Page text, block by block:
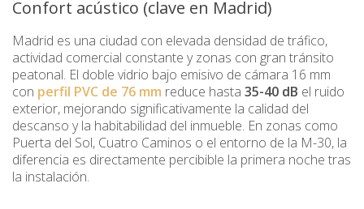
Confort acústico (clave en Madrid)
Madrid es una ciudad con elevada densidad de tráfico,
actividad comercial constante y zonas con gran tránsito
peatonal. El doble vidrio bajo emisivo de cámara 16 mm
con perfil PVC de 76 mm reduce hasta 35-40 dB el ruido
exterior, mejorando significativamente la calidad del
descanso y la habitabilidad del inmueble. En zonas como
Puerta del Sol, Cuatro Caminos o el entorno de la M-30, la
diferencia es directamente percibible la primera noche tras
la instalación.